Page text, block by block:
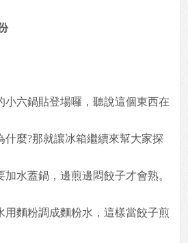
小六鍋貼登場囉，聽說這個東西在
什麼?那就讓冰箱繼續來幫大家探
水蓋鍋，邊煎邊悶餃子才會熟。
用麵粉調成麵粉水，這樣當餃子煎